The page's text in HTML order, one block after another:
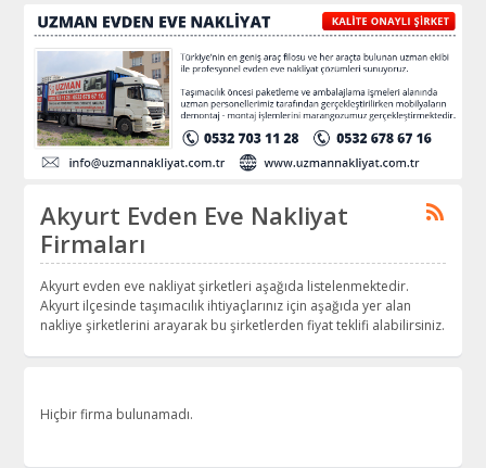
Akyurt Evden Eve Nakliyat
Firmaları
Akyurt evden eve nakliyat şirketleri aşağıda listelenmektedir.
Akyurt ilçesinde taşımacılık ihtiyaçlarınız için aşağıda yer alan
nakliye şirketlerini arayarak bu şirketlerden fiyat teklifi alabilirsiniz.
Hiçbir firma bulunamadı.